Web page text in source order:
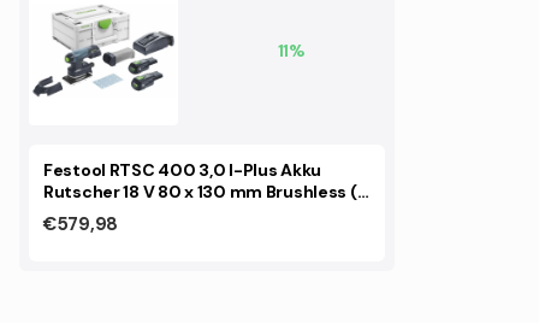
11%
Festool RTSC 400 3,0 I-Plus Akku
Rutscher 18 V 80 x 130 mm Brushless (
577686 ) + 2x Akku 3,0 Ah + Ladegerät +
Systainer
€579,98